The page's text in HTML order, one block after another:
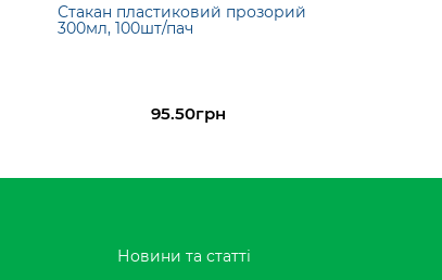
Стакан пластиковий прозорий
300мл, 100шт/пач
95.50грн
Новини та статті